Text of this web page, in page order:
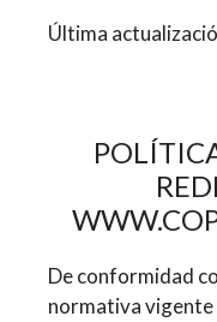
Última
De conformidad
normativa vigente